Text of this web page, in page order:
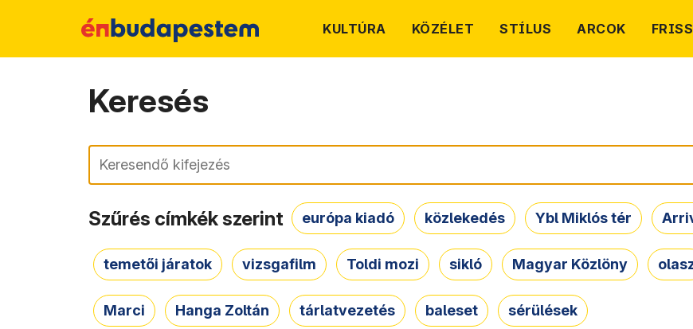
KULTÚRA KÖZÉLET STÍLUS ARCOK FRISS
Keresés
Keresés
Szűrés címkék szerint európa kiadó közlekedés Ybl Miklós tér
temetői járatok vizsgafilm Toldi mozi sikló Magyar Közlöny
Marci Hanga Zoltán tárlatvezetés baleset sérülések